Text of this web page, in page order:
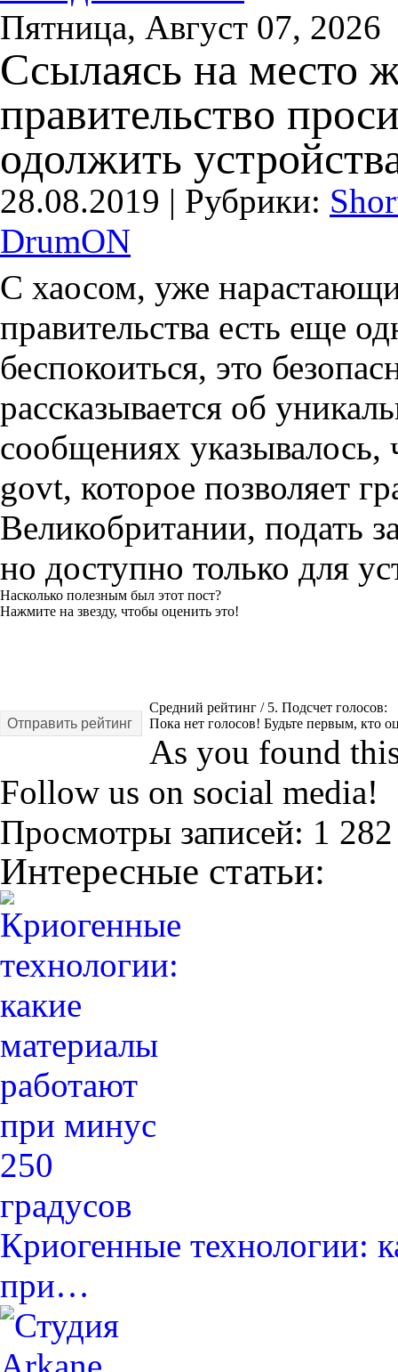
Пятница, Август 07, 2026
Ссылаясь на место
правительство
одолжить
28.08.2019 | Рубрики:
DrumON
С хаосом, уже
правительства есть еще
беспокоиться, это
рассказывается об
сообщениях указывалось,
govt, которое позволяет
Великобритании, подать
но доступно только для
Насколько полезным был этот пост?
Нажмите на звезду, чтобы оценить это!
Отправить рейтинг
Средний рейтинг / 5. Подсчет голосов:
Пока нет голосов! Будьте первым, кто
As you found
Follow us on social media!
Просмотры записей: 1 282
Интересные статьи:
Криогенные технологии:
при…